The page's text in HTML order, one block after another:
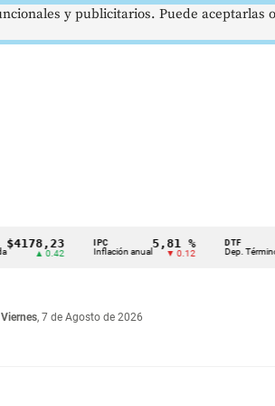
▲ 0.42
IPC
Inflación anual
5,81 %
▼ 0.12
DTF
Dep. Término Fijo
Viernes, 7 de Agosto de 2026
y publicitarios. Puede aceptarlas